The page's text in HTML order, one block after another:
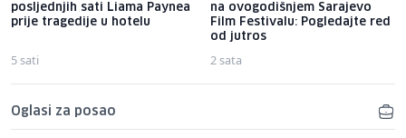
posljednjih sati Liama ​​Paynea
prije tragedije u hotelu
5 sati
na ovogodišnjem Sarajevo
Film Festivalu: Pogledajte red
od jutros
2 sata
Oglasi za posao